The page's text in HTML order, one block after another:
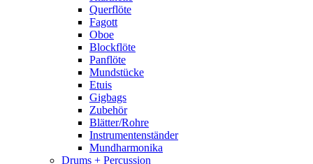
Querflöte
Fagott
Oboe
Blockflöte
Panflöte
Mundstücke
Etuis
Gigbags
Zubehör
Blätter/Rohre
Instrumentenständer
Mundharmonika
Drums + Percussion